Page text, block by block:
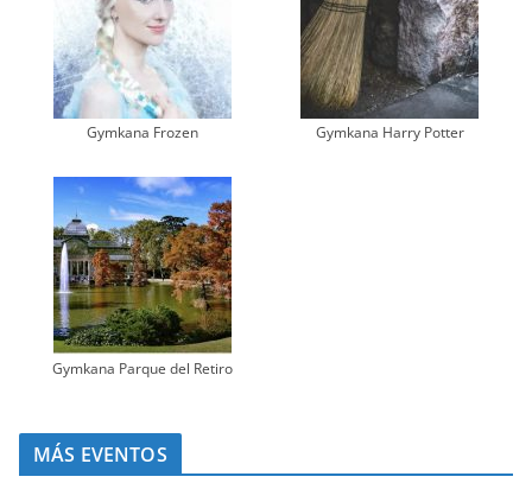
Gymkana Frozen Gymkana Harry Potter
Gymkana Parque del Retiro
MÁS EVENTOS